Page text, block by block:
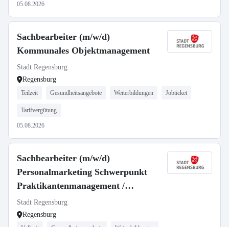
05.08.2026
Sachbearbeiter (m/w/d)
Kommunales Objektmanagement
Stadt Regensburg
Regensburg
Teilzeit Gesundheitsangebote Weiterbildungen Jobticket
Tarifvergütung
05.08.2026
Sachbearbeiter (m/w/d)
Personalmarketing Schwerpunkt
Praktikantenmanagement /
Onboarding
Stadt Regensburg
Regensburg